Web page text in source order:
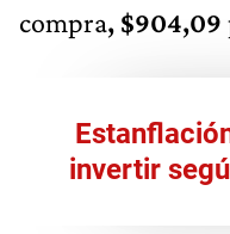
compra, $904,09
invertir